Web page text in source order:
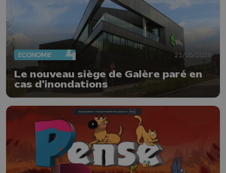
ECONOMIE 21/05/2026
Le nouveau siège de Galère paré en
cas d'inondations